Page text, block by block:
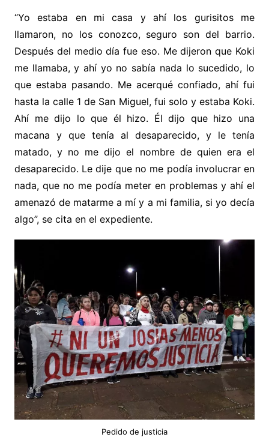
“Yo estaba en mi casa y ahí los gurisitos me
llamaron, no los conozco, seguro son del barrio.
Después del medio día fue eso. Me dijeron que Koki
me llamaba, y ahí yo no sabía nada lo sucedido, lo
que estaba pasando. Me acerqué confiado, ahí fui
hasta la calle 1 de San Miguel, fui solo y estaba Koki.
Ahí me dijo lo que él hizo. Él dijo que hizo una
macana y que tenía al desaparecido, y le tenía
matado, y no me dijo el nombre de quien era el
desaparecido. Le dije que no me podía involucrar en
nada, que no me podía meter en problemas y ahí el
amenazó de matarme a mí y a mi familia, si yo decía
algo”, se cita en el expediente.
Pedido de justicia